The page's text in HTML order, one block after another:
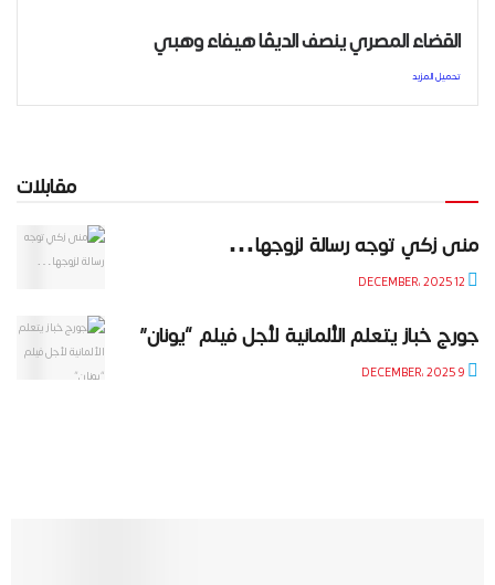
القضاء المصري ينصف الديڤا هيفاء وهبي
تحميل المزيد
مقابلات
منى زكي توجه رسالة لزوجها…
جورج خباز يتعلم الألمانية لأجل فيلم “يونان”